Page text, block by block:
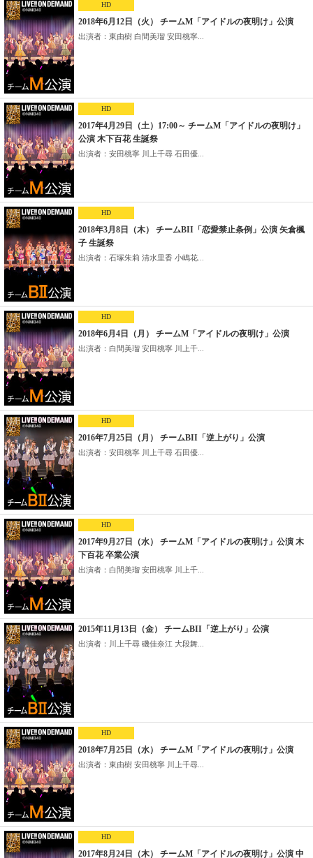
HD
2018年6月12日（火） チームM「アイドルの夜明け」公演
出演者：東由樹 白間美瑠 安田桃寧...
HD
2017年4月29日（土）17:00～ チームM「アイドルの夜明け」
公演 木下百花 生誕祭
出演者：安田桃寧 川上千尋 石田優...
HD
2018年3月8日（木） チームBII「恋愛禁止条例」公演 矢倉楓
子 生誕祭
出演者：石塚朱莉 清水里香 小嶋花...
HD
2018年6月4日（月） チームM「アイドルの夜明け」公演
出演者：白間美瑠 安田桃寧 川上千...
HD
2016年7月25日（月） チームBII「逆上がり」公演
出演者：安田桃寧 川上千尋 石田優...
HD
2017年9月27日（水） チームM「アイドルの夜明け」公演 木
下百花 卒業公演
出演者：白間美瑠 安田桃寧 川上千...
2015年11月13日（金） チームBII「逆上がり」公演
出演者：川上千尋 磯佳奈江 大段舞...
HD
2018年7月25日（水） チームM「アイドルの夜明け」公演
出演者：東由樹 安田桃寧 川上千尋...
HD
2017年8月24日（木） チームM「アイドルの夜明け」公演 中